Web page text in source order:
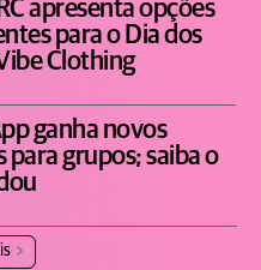
apresenta opções
para o Dia dos
Clothing
ganha novos
para grupos; saiba o